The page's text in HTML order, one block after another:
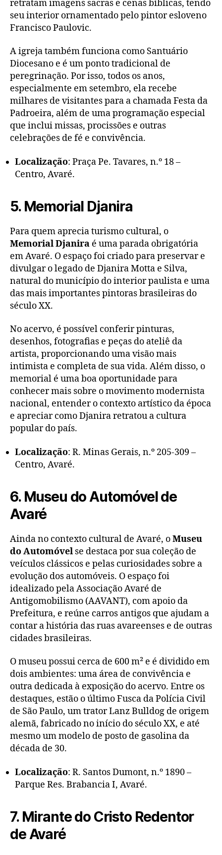
retratam imagens sacras e cenas bíblicas, tendo
seu interior ornamentado pelo pintor esloveno
Francisco Paulovic.
A igreja também funciona como Santuário
Diocesano e é um ponto tradicional de
peregrinação. Por isso, todos os anos,
especialmente em setembro, ela recebe
milhares de visitantes para a chamada Festa da
Padroeira, além de uma programação especial
que inclui missas, procissões e outras
celebrações de fé e convivência.
Localização: Praça Pe. Tavares, n.º 18 –
Centro, Avaré.
5. Memorial Djanira
Para quem aprecia turismo cultural, o
Memorial Djanira é uma parada obrigatória
em Avaré. O espaço foi criado para preservar e
divulgar o legado de Djanira Motta e Silva,
natural do município do interior paulista e uma
das mais importantes pintoras brasileiras do
século XX.
No acervo, é possível conferir pinturas,
desenhos, fotografias e peças do ateliê da
artista, proporcionando uma visão mais
intimista e completa de sua vida. Além disso, o
memorial é uma boa oportunidade para
conhecer mais sobre o movimento modernista
nacional, entender o contexto artístico da época
e apreciar como Djanira retratou a cultura
popular do país.
Localização: R. Minas Gerais, n.º 205-309 –
Centro, Avaré.
6. Museu do Automóvel de
Avaré
Ainda no contexto cultural de Avaré, oMuseu
do Automóvel se destaca por sua coleção de
veículos clássicos e pelas curiosidades sobre a
evolução dos automóveis. O espaço foi
idealizado pela Associação Avaré de
Antigomobilismo (AAVANT), com apoio da
Prefeitura, e reúne carros antigos que ajudam a
contar a história das ruas avareenses e de outras
cidades brasileiras.
O museu possui cerca de 600 m² e é dividido em
dois ambientes: uma área de convivência e
outra dedicada à exposição do acervo. Entre os
destaques, estão o último Fusca da Polícia Civil
de São Paulo, um trator Lanz Bulldog de origem
alemã, fabricado no início do século XX, e até
mesmo um modelo de posto de gasolina da
década de 30.
Localização: R. Santos Dumont, n.º 1890 –
Parque Res. Brabancia I, Avaré.
7. Mirante do Cristo Redentor
de Avaré